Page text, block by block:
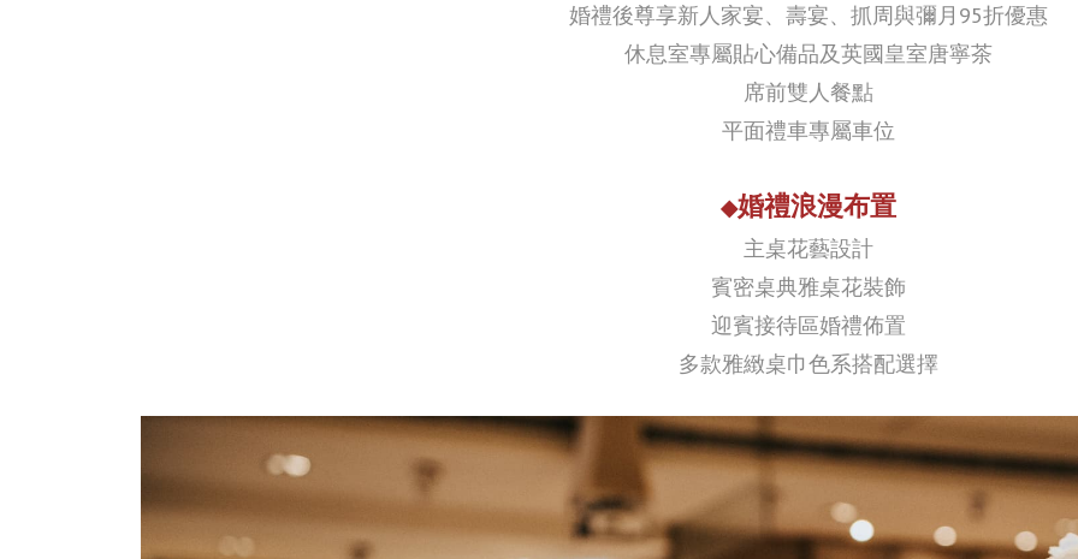
婚禮後尊享新人家宴、壽宴、抓周與彌月95折優惠
休息室專屬貼心備品及英國皇室唐寧茶
席前雙人餐點
平面禮車專屬車位
◆婚禮浪漫布置
主桌花藝設計
賓密桌典雅桌花裝飾
迎賓接待區婚禮佈置
多款雅緻桌巾色系搭配選擇